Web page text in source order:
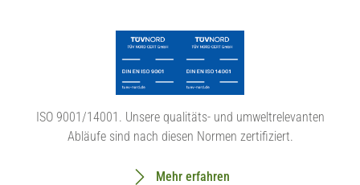
ISO 9001/14001. Unsere qualitäts- und umweltrelevanten
Abläufe sind nach diesen Normen zertifiziert.
Mehr erfahren